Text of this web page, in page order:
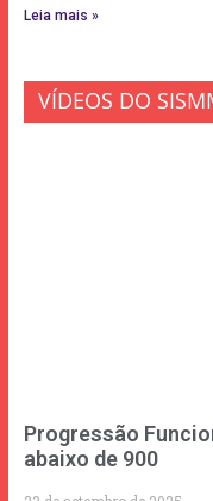
Leia mais »
VÍDEOS DO
Progressão
abaixo de 900